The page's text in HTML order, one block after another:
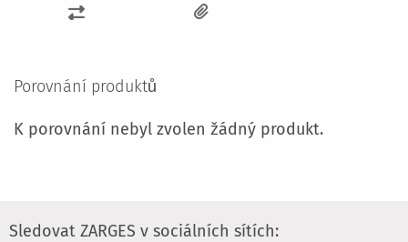
PŘIDAT
POROVNÁNÍ
Porovnání produktů
K porovnání nebyl zvolen žádný produkt.
Sledovat ZARGES v sociálních sítích: